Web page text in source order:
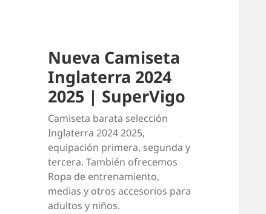
Nueva Camiseta
Inglaterra 2024
2025 | SuperVigo
Camiseta barata selección
Inglaterra 2024 2025,
equipación primera, segunda y
tercera. También ofrecemos
Ropa de entrenamiento,
medias y otros accesorios para
adultos y niños.